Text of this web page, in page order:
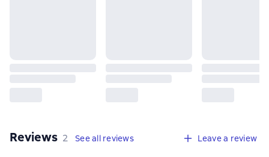
Reviews 2 reviews
2 See all reviews Leave a review